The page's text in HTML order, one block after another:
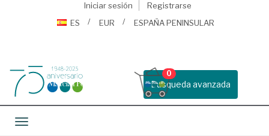
Iniciar sesión
Registrarse
ES
EUR ESPAÑA PENINSULAR
Busqueda avanzada
0
Toggle navigation